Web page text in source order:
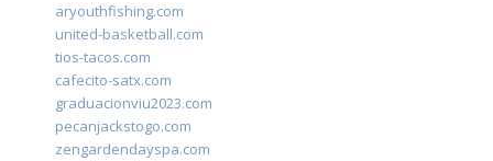
aryouthfishing.com
united-basketball.com
tios-tacos.com
cafecito-satx.com
graduacionviu2023.com
pecanjackstogo.com
zengardendayspa.com